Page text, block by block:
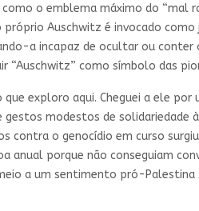
o emblema máximo do
próprio Auschwitz é invocado
a incapaz de ocultar ou
“Auschwitz” como símbolo das
que exploro aqui. Cheguei a ele
gestos modestos de
contra o genocídio em curso
anual porque não conseguiam
a um sentimento pró-